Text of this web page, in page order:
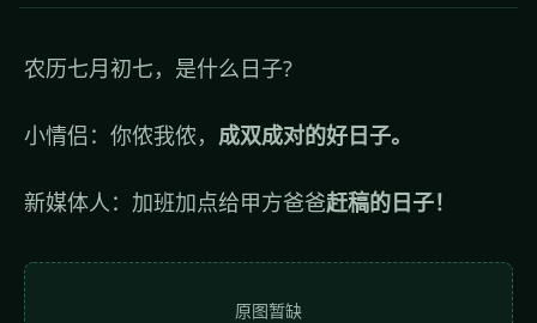
农历七月初七，是什么日子?
小情侣：你侬我侬， 成双成对的好日子。
新媒体人：加班加点给甲方爸爸赶稿的日子！
原图暂缺